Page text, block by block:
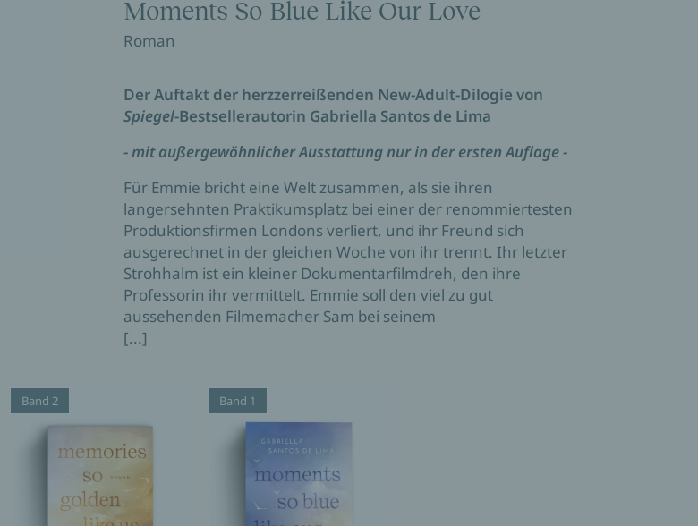
Moments So Blue Like Our Love
Roman
Der Auftakt der herzzerreißenden New-Adult-Dilogie von
Spiegel-Bestsellerautorin Gabriella Santos de Lima
- mit außergewöhnlicher Ausstattung nur in der ersten Auflage -
Für Emmie bricht eine Welt zusammen, als sie ihren
langersehnten Praktikumsplatz bei einer der renommiertesten
Produktionsfirmen Londons verliert, und ihr Freund sich
ausgerechnet in der gleichen Woche von ihr trennt. Ihr letzter
Strohhalm ist ein kleiner Dokumentarfilmdreh, den ihre
Professorin ihr vermittelt. Emmie soll den viel zu gut
aussehenden Filmemacher Sam bei seinem
[...]
Band 2 Band 1